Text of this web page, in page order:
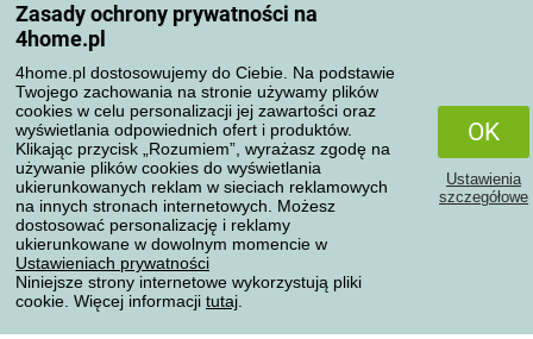
Zasady ochrony prywatności na
4home.pl
4home.pl dostosowujemy do Ciebie. Na podstawie
Twojego zachowania na stronie używamy plików
cookies w celu personalizacji jej zawartości oraz
wyświetlania odpowiednich ofert i produktów.
Klikając przycisk „Rozumiem”, wyrażasz zgodę na
używanie plików cookies do wyświetlania
ukierunkowanych reklam w sieciach reklamowych
na innych stronach internetowych. Możesz
dostosować personalizację i reklamy
ukierunkowane w dowolnym momencie w
Ustawieniach prywatności
Niniejsze strony internetowe wykorzystują pliki
cookie. Więcej informacji tutaj
OK
Ustawienia
szczegółowe
Zasady przetwarzania recenzji
Sposoby transportu
Metody płatności
Niezawodny sklep